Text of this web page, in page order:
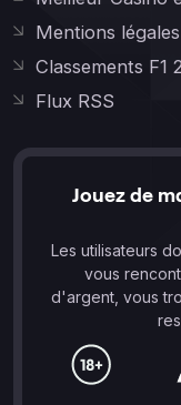
Mentions légales
Classements F1
Flux RSS
Jouez de
Les utilisateurs
vous
d'argent, vous